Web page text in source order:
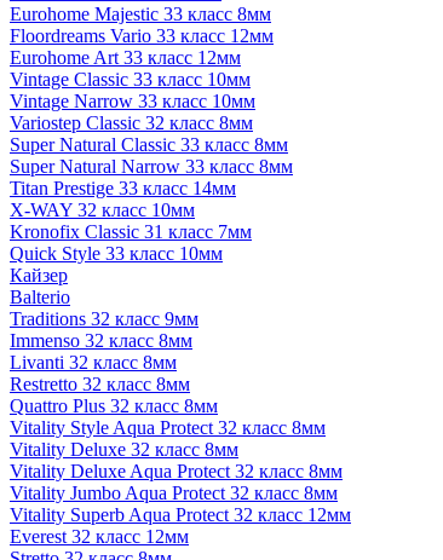
Eurohome Majestic 33 класс 8мм
Floordreams Vario 33 класс 12мм
Eurohome Art 33 класс 12мм
Vintage Classic 33 класс 10мм
Vintage Narrow 33 класс 10мм
Variostep Classic 32 класс 8мм
Super Natural Classic 33 класс 8мм
Super Natural Narrow 33 класс 8мм
Titan Prestige 33 класс 14мм
X-WAY 32 класс 10мм
Kronofix Classic 31 класс 7мм
Quick Style 33 класс 10мм
Кайзер
Balterio
Traditions 32 класс 9мм
Immenso 32 класс 8мм
Livanti 32 класс 8мм
Restretto 32 класс 8мм
Quattro Plus 32 класс 8мм
Vitality Style Aqua Protect 32 класс 8мм
Vitality Deluxe 32 класс 8мм
Vitality Deluxe Aqua Protect 32 класс 8мм
Vitality Jumbo Aqua Protect 32 класс 8мм
Vitality Superb Aqua Protect 32 класс 12мм
Everest 32 класс 12мм